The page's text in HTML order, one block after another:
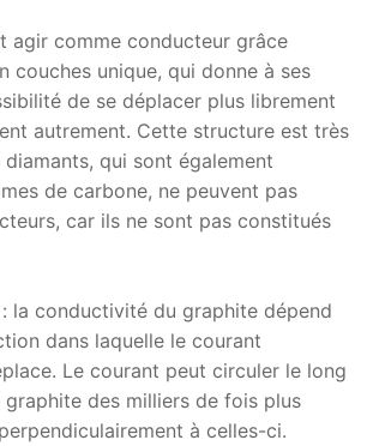
agir comme conducteur grâce
couches unique, qui donne à ses
de se déplacer plus librement
autrement. Cette structure est très
qui sont également
de carbone, ne peuvent pas
car ils ne sont pas constitués
la conductivité du graphite dépend
dans laquelle le courant
Le ​courant peut circuler le long
graphite des milliers de fois plus
à celles-ci.